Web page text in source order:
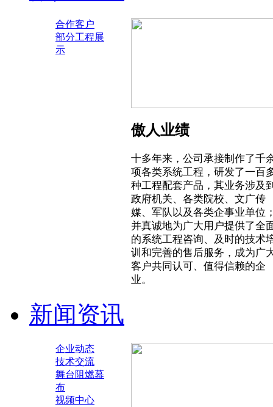
合作客户
部分工程展
示
傲人业绩
十多年来，公司承接制作了千
项各类系统工程，研发了一百
种工程配套产品，其业务涉及
政府机关、各类院校、文广传
媒、军队以及各类企事业单位
并真诚地为广大用户提供了全
的系统工程咨询、及时的技术
训和完善的售后服务，成为广
客户共同认可、值得信赖的企
业。
新闻资讯
企业动态
技术交流
舞台阻燃幕
布
视频中心